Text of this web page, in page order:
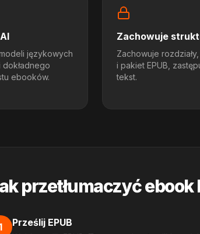
językowych
ebooków.
Zachowuje
Zachowuje
i pakiet EPUB,
tekst.
przetłumaczyć ebook
Prześlij EPUB